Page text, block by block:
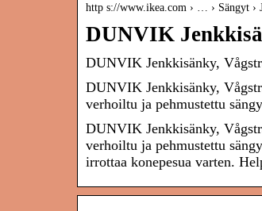
http s://www.ikea.com › … › Sängyt ›
DUNVIK
DUNVIK Jenkkisänky,
DUNVIK Jenkkisänky,
verhoiltu ja pehmustettu
DUNVIK Jenkkisänky,
verhoiltu ja pehmustettu
irrottaa konepesua varten.